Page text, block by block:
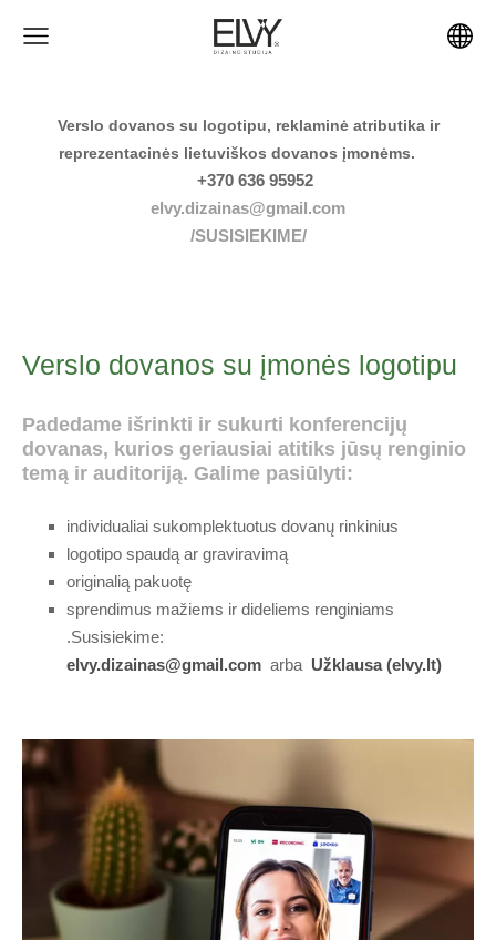
Verslo dovanos su logotipu, reklaminė atributika ir
reprezentacinės lietuviškos dovanos įmonėms.
+370 636 95952
elvy.dizainas@gmail.com
/SUSISIEKIME/
Verslo dovanos su įmonės logotipu
Padedame išrinkti ir sukurti konferencijų
dovanas, kurios geriausiai atitiks jūsų renginio
temą ir auditoriją. Galime pasiūlyti:
individualiai sukomplektuotus dovanų rinkinius
logotipo spaudą ar graviravimą
originalią pakuotę
sprendimus mažiems ir dideliems renginiams
.Susisiekime:
elvy.dizainas@gmail.com arba Užklausa (elvy.lt)